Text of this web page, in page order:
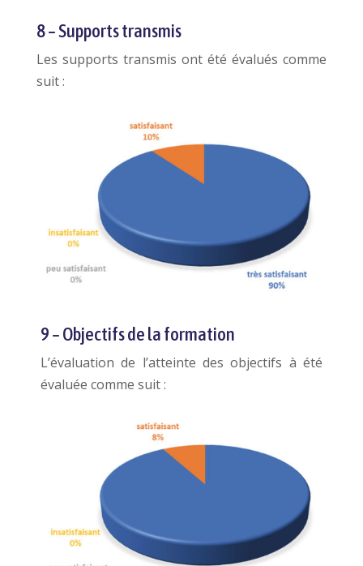
8 – Supports transmis
Les supports transmis ont été évalués comme
suit :
9 – Objectifs de la formation
L’évaluation de l’atteinte des objectifs à été
évaluée comme suit :